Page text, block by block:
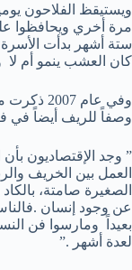
ويستيقظ الفلاحون
مرة أخري ويحافظوا
ستة أشهر بدأت الأسرة
كان العشب ينمو أم لا
وفي عام
وصفاً للريف أيضاً في
” وجد الإقتصاديون
العمل بين الخريف
الصغيرة صامتة،
عن وجود إنسان
بعيداً ومارسوا فن
لعدة أشهر .”